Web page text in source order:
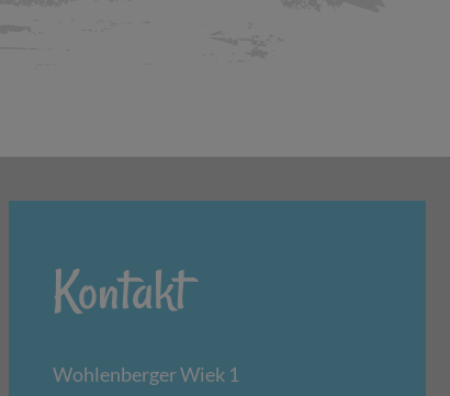
Kontakt
Wohlenberger Wiek 1